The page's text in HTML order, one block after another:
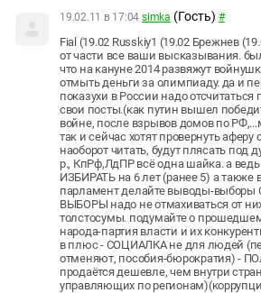
19.02.11 в 17:04 simka (Гость) #
Fial (19.02 Russkiy1 (19.02 Брежнев
от части все ваши высказывания.
что на кануне 2014 развяжут
отмыть деньги за олимпиаду. да и
показухи в России надо
свои посты.(как путин вышел
войне, после взрывов домов по
так и сейчас хотят провернуть
наоборот читать, будут плясать
р., КпРф,ЛдПР всё одна шайка. а
ИЗБИРАТЬ на 6 лет (ранее 5) а
парламент делайте выводы-
ВЫБОРЫ надо не отмахиваться от
толстосумы. подумайте о
народа-партия власти и их
в плюс - СОЦИАЛКА не для людей
отменяют, пособия-бюрократия) -
продаётся дешевле, чем внутри
управляющих по